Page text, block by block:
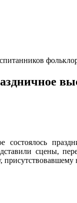
сцены,
присутствовавшему